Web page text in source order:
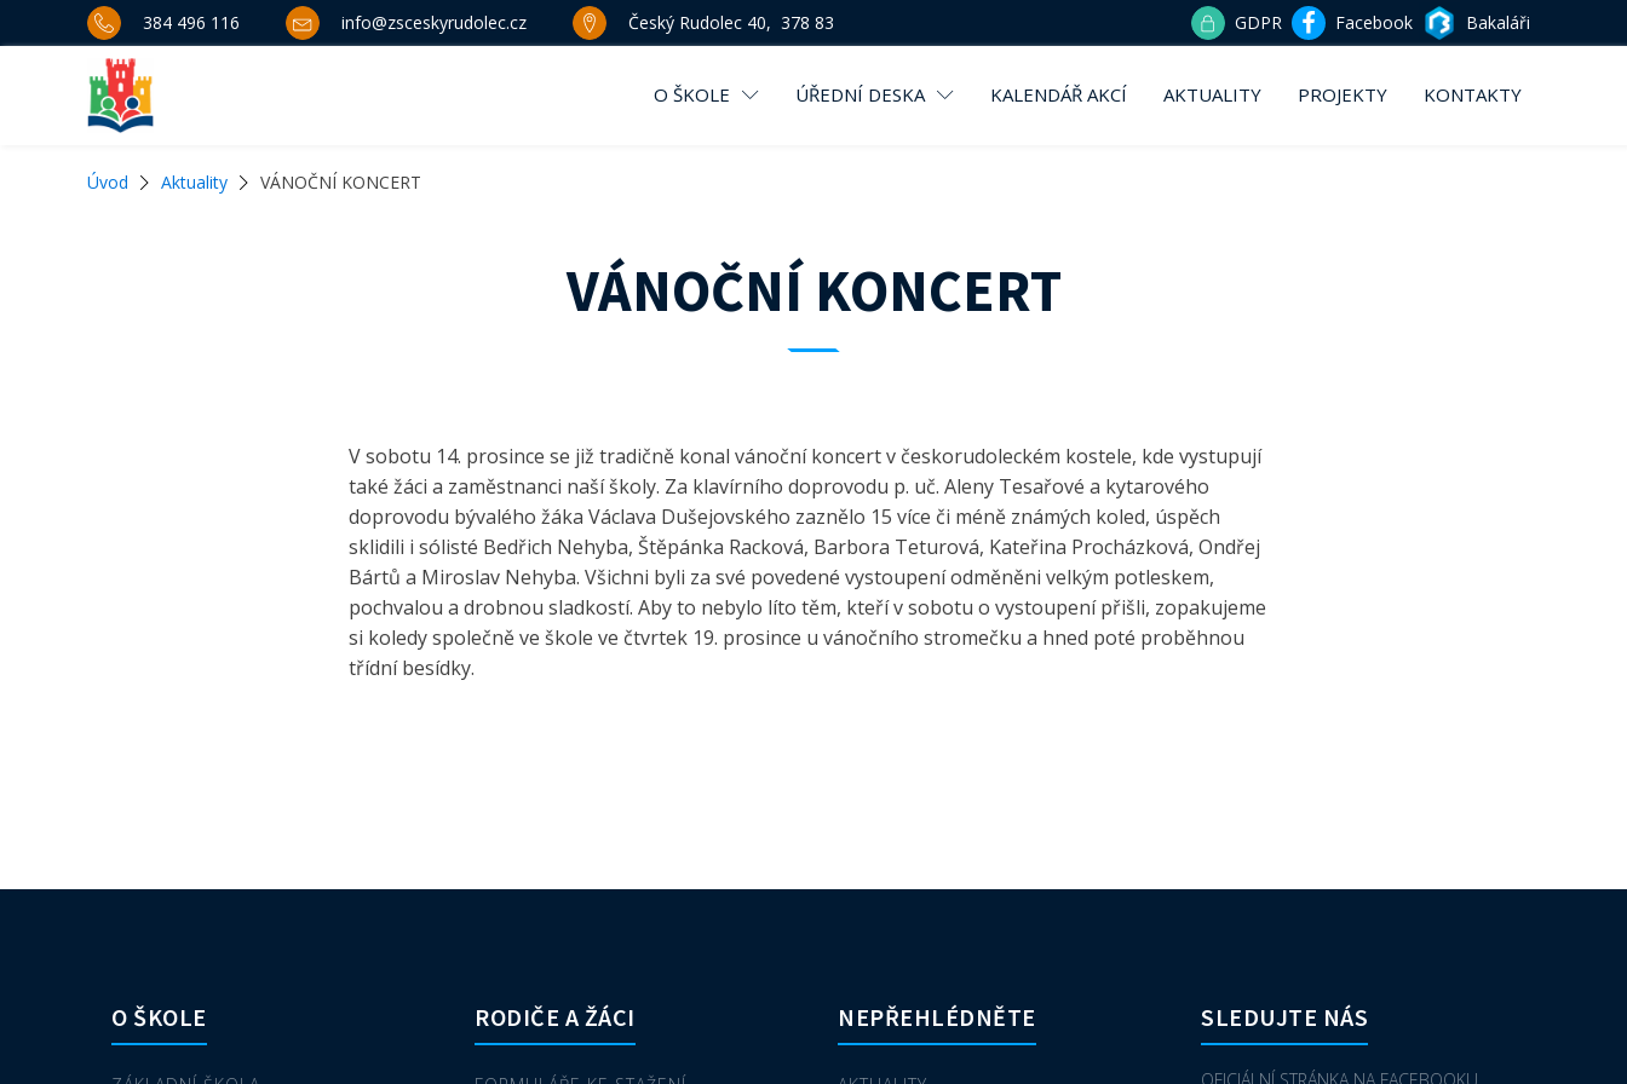
384 496 116 info@zsceskyrudolec.cz Český Rudolec 40, 378 83 GDPR Facebook Bakaláři
O ŠKOLE ÚŘEDNÍ DESKA KALENDÁŘ AKCÍ AKTUALITY PROJEKTY KONTAKTY
Úvod Aktuality VÁNOČNÍ KONCERT
VÁNOČNÍ KONCERT
V sobotu 14. prosince se již tradičně konal vánoční koncert v českorudoleckém kostele, kde vystupují
také žáci a zaměstnanci naší školy. Za klavírního doprovodu p. uč. Aleny Tesařové a kytarového
doprovodu bývalého žáka Václava Dušejovského zaznělo 15 více či méně známých koled, úspěch
sklidili i sólisté Bedřich Nehyba, Štěpánka Racková, Barbora Teturová, Kateřina Procházková, Ondřej
Bártů a Miroslav Nehyba. Všichni byli za své povedené vystoupení odměněni velkým potleskem,
pochvalou a drobnou sladkostí. Aby to nebylo líto těm, kteří v sobotu o vystoupení přišli, zopakujeme
si koledy společně ve škole ve čtvrtek 19. prosince u vánočního stromečku a hned poté proběhnou
třídní besídky.
O ŠKOLE RODIČE A ŽÁCI NEPŘEHLÉDNĚTE SLEDUJTE NÁS